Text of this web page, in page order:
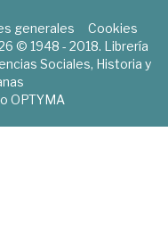
generales
Cookies
© 1948 - 2018. Librería
Sociales, Historia y
OPTYMA